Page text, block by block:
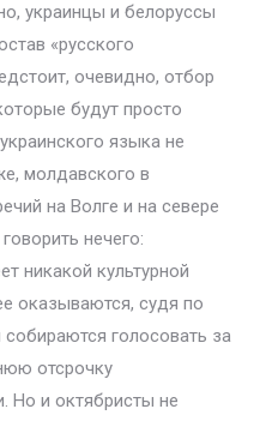
украинцы и белоруссы
«русского
очевидно, отбор
будут просто
языка не
молдавского в
на Волге и на севере
нечего:
никакой культурной
оказываются, судя по
голосовать за
отсрочку
Но и октябристы не